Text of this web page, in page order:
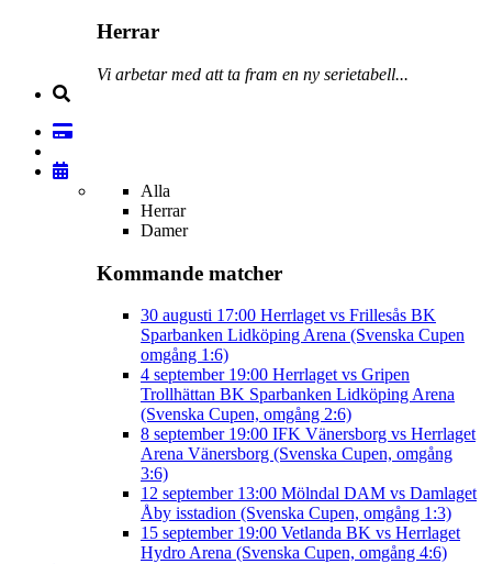
Herrar
Vi arbetar med att ta fram en ny serietabell...
Alla
Herrar
Damer
Kommande matcher
30 augusti 17:00 Herrlaget vs Frillesås BK
Sparbanken Lidköping Arena (Svenska Cupen
omgång 1:6)
4 september 19:00 Herrlaget vs Gripen
Trollhättan BK Sparbanken Lidköping Arena
(Svenska Cupen, omgång 2:6)
8 september 19:00 IFK Vänersborg vs Herrlaget
Arena Vänersborg (Svenska Cupen, omgång
3:6)
12 september 13:00 Mölndal DAM vs Damlaget
Åby isstadion (Svenska Cupen, omgång 1:3)
15 september 19:00 Vetlanda BK vs Herrlaget
Hydro Arena (Svenska Cupen, omgång 4:6)